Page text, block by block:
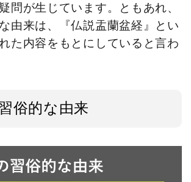
問が生じています。ともあれ、
由来は、『仏説盂蘭盆経』とい
た内容をもとにしていると言わ
俗的な由来